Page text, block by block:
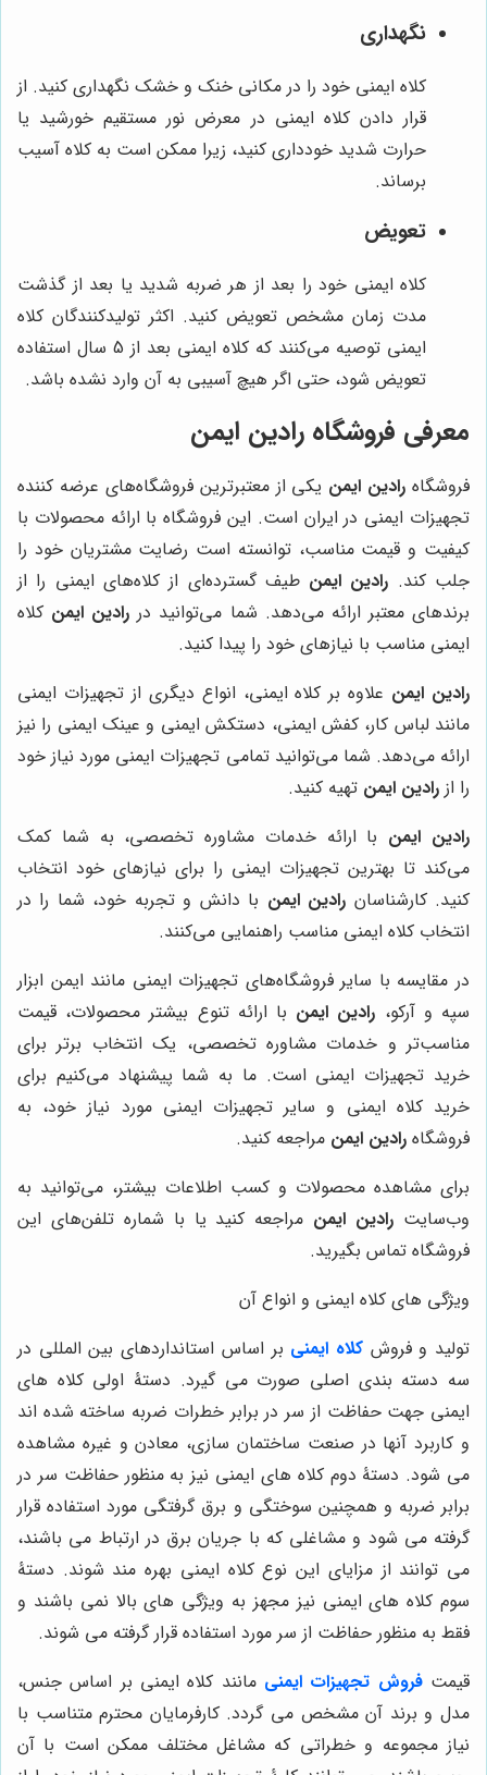
نگهداری
کلاه ایمنی خود را در مکانی خنک و خشک نگهداری کنید. از
قرار دادن کلاه ایمنی در معرض نور مستقیم خورشید یا
حرارت شدید خودداری کنید، زیرا ممکن است به کلاه آسیب
برساند.
تعویض
کلاه ایمنی خود را بعد از هر ضربه شدید یا بعد از گذشت
مدت زمان مشخص تعویض کنید. اکثر تولیدکنندگان کلاه
ایمنی توصیه می‌کنند که کلاه ایمنی بعد از 5 سال استفاده
تعویض شود، حتی اگر هیچ آسیبی به آن وارد نشده باشد.
معرفی فروشگاه رادین ایمن
فروشگاه رادین ایمن یکی از معتبرترین فروشگاه‌های عرضه کننده
تجهیزات ایمنی در ایران است. این فروشگاه با ارائه محصولات با
کیفیت و قیمت مناسب، توانسته است رضایت مشتریان خود را
جلب کند. رادین ایمن طیف گسترده‌ای از کلاه‌های ایمنی را از
برندهای معتبر ارائه می‌دهد. شما می‌توانید در رادین ایمن کلاه
ایمنی مناسب با نیازهای خود را پیدا کنید.
رادین ایمن علاوه بر کلاه ایمنی، انواع دیگری از تجهیزات ایمنی
مانند لباس کار، کفش ایمنی، دستکش ایمنی و عینک ایمنی را نیز
ارائه می‌دهد. شما می‌توانید تمامی تجهیزات ایمنی مورد نیاز خود
را از رادین ایمن تهیه کنید.
رادین ایمن با ارائه خدمات مشاوره تخصصی، به شما کمک
می‌کند تا بهترین تجهیزات ایمنی را برای نیازهای خود انتخاب
کنید. کارشناسان رادین ایمن با دانش و تجربه خود، شما را در
انتخاب کلاه ایمنی مناسب راهنمایی می‌کنند.
در مقایسه با سایر فروشگاه‌های تجهیزات ایمنی مانند ایمن ابزار
سپه و آرکو، رادین ایمن با ارائه تنوع بیشتر محصولات، قیمت
مناسب‌تر و خدمات مشاوره تخصصی، یک انتخاب برتر برای
خرید تجهیزات ایمنی است. ما به شما پیشنهاد می‌کنیم برای
خرید کلاه ایمنی و سایر تجهیزات ایمنی مورد نیاز خود، به
فروشگاه رادین ایمن مراجعه کنید.
برای مشاهده محصولات و کسب اطلاعات بیشتر، می‌توانید به
وب‌سایت رادین ایمن مراجعه کنید یا با شماره تلفن‌های این
فروشگاه تماس بگیرید.
ویژگی های کلاه ایمنی و انواع آن
تولید و فروشکلاه ایمنی بر اساس استانداردهای بین المللی در
سه دسته بندی اصلی صورت می گیرد. دستۀ اولی کلاه های
ایمنی جهت حفاظت از سر در برابر خطرات ضربه ساخته شده اند
و کاربرد آنها در صنعت ساختمان سازی، معادن و غیره مشاهده
می شود. دستۀ دوم کلاه های ایمنی نیز به منظور حفاظت سر در
برابر ضربه و همچنین سوختگی و برق گرفتگی مورد استفاده قرار
گرفته می شود و مشاغلی که با جریان برق در ارتباط می باشند،
می توانند از مزایای این نوع کلاه ایمنی بهره مند شوند. دستۀ
سوم کلاه های ایمنی نیز مجهز به ویژگی های بالا نمی باشند و
فقط به منظور حفاظت از سر مورد استفاده قرار گرفته می شوند.
قیمتفروش تجهیزات ایمنی مانند کلاه ایمنی بر اساس جنس،
مدل و برند آن مشخص می گردد. کارفرمایان محترم متناسب با
نیاز مجموعه و خطراتی که مشاغل مختلف ممکن است با آن